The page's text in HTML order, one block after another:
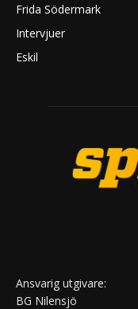
Frida Södermark
Intervjuer
Eskil
Ansvarig utgivare:
BG Nilensjö